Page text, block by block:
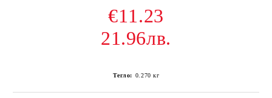
€11.23
21.96лв.
Тегло: 0.270 кг